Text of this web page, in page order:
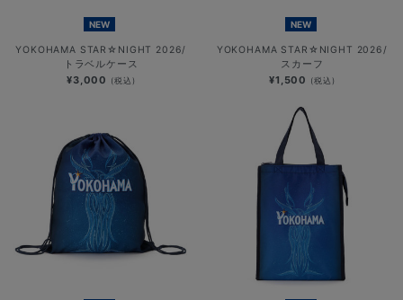
NEW
YOKOHAMA STAR☆NIGHT 2026/
トラベルケース
¥3,000 (税込)
NEW
YOKOHAMA STAR☆NIGHT 2026/
スカーフ
¥1,500 (税込)